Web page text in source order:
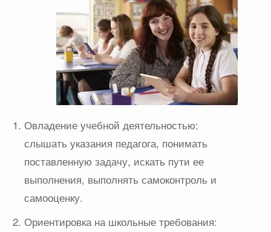
Овладение учебной деятельностью:
слышать указания педагога, понимать
поставленную задачу, искать пути ее
выполнения, выполнять самоконтроль и
самооценку.
Ориентировка на школьные требования: